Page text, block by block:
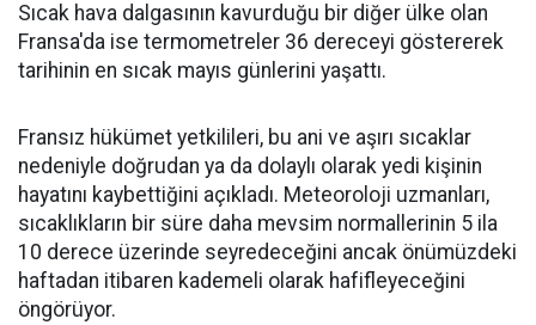
Sıcak hava dalgasının kavurduğu bir diğer ülke olan
Fransa'da ise termometreler 36 dereceyi göstererek
tarihinin en sıcak mayıs günlerini yaşattı.
Fransız hükümet yetkilileri, bu ani ve aşırı sıcaklar
nedeniyle doğrudan ya da dolaylı olarak yedi kişinin
hayatını kaybettiğini açıkladı. Meteoroloji uzmanları,
sıcaklıkların bir süre daha mevsim normallerinin 5 ila
10 derece üzerinde seyredeceğini ancak önümüzdeki
haftadan itibaren kademeli olarak hafifleyeceğini
öngörüyor.